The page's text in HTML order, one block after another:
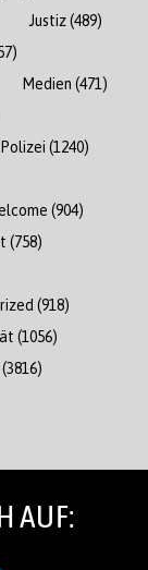
Justiz(489)
Medien (471)
Polizei (1240)
(904)
(758)
(918)
(1056)
(3816)
AUF: